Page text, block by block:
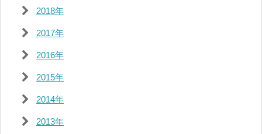
2018年
2017年
2016年
2015年
2014年
2013年